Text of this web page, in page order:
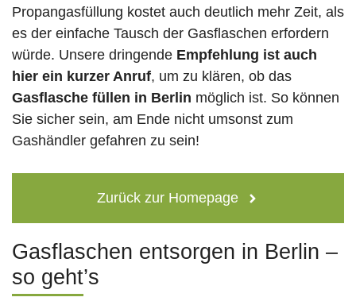
Propangasfüllung kostet auch deutlich mehr Zeit, als
es der einfache Tausch der Gasflaschen erfordern
würde. Unsere dringende Empfehlung ist auch
hier ein kurzer Anruf, um zu klären, ob das
Gasflasche füllen in Berlin möglich ist. So können
Sie sicher sein, am Ende nicht umsonst zum
Gashändler gefahren zu sein!
Zurück zur Homepage
Gasflaschen entsorgen in Berlin –
so geht’s